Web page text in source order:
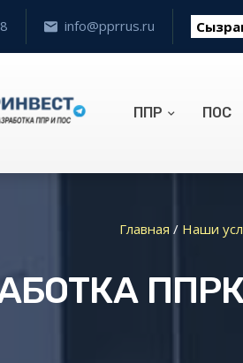
info@pprrus.ru
ППР ПОС
Главная / Наши